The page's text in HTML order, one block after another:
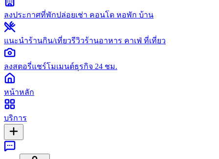
ลงประกาศที่พักปล่อยเช่า คอนโด หอพัก บ้าน
แนะนำร้านกิน/เที่ยวรีวิวร้านอาหาร คาเฟ่ ที่เที่ยว
ลงสตอรี่แชร์โมเมนต์ธุรกิจ 24 ชม.
หน้าหลัก
บริการ